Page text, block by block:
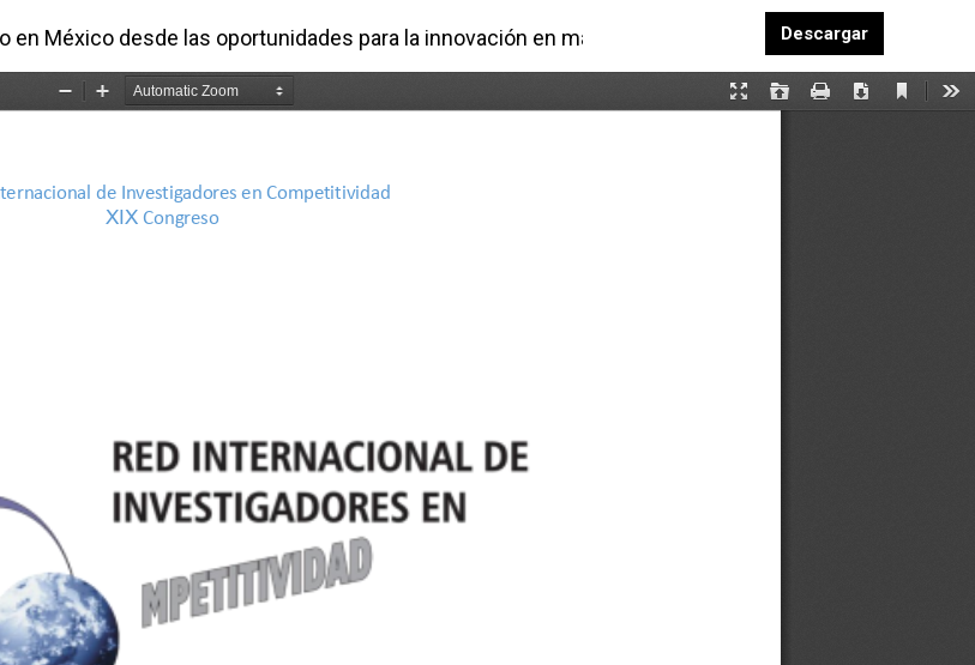
México desde las oportunidades para la innovación en marketing DescargarDescargar